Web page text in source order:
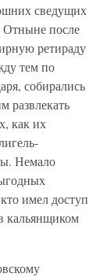
сведущих
Отныне после
ретираду
тем по
собирались
развлекать
как их
Немало
имел доступ
кальянщиком